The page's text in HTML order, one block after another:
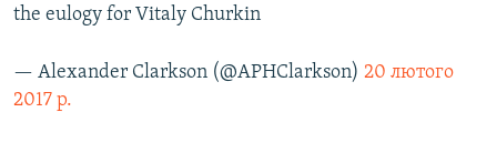
the eulogy for Vitaly Churkin
— Alexander Clarkson (@APHClarkson) 20 лютого
2017 р.